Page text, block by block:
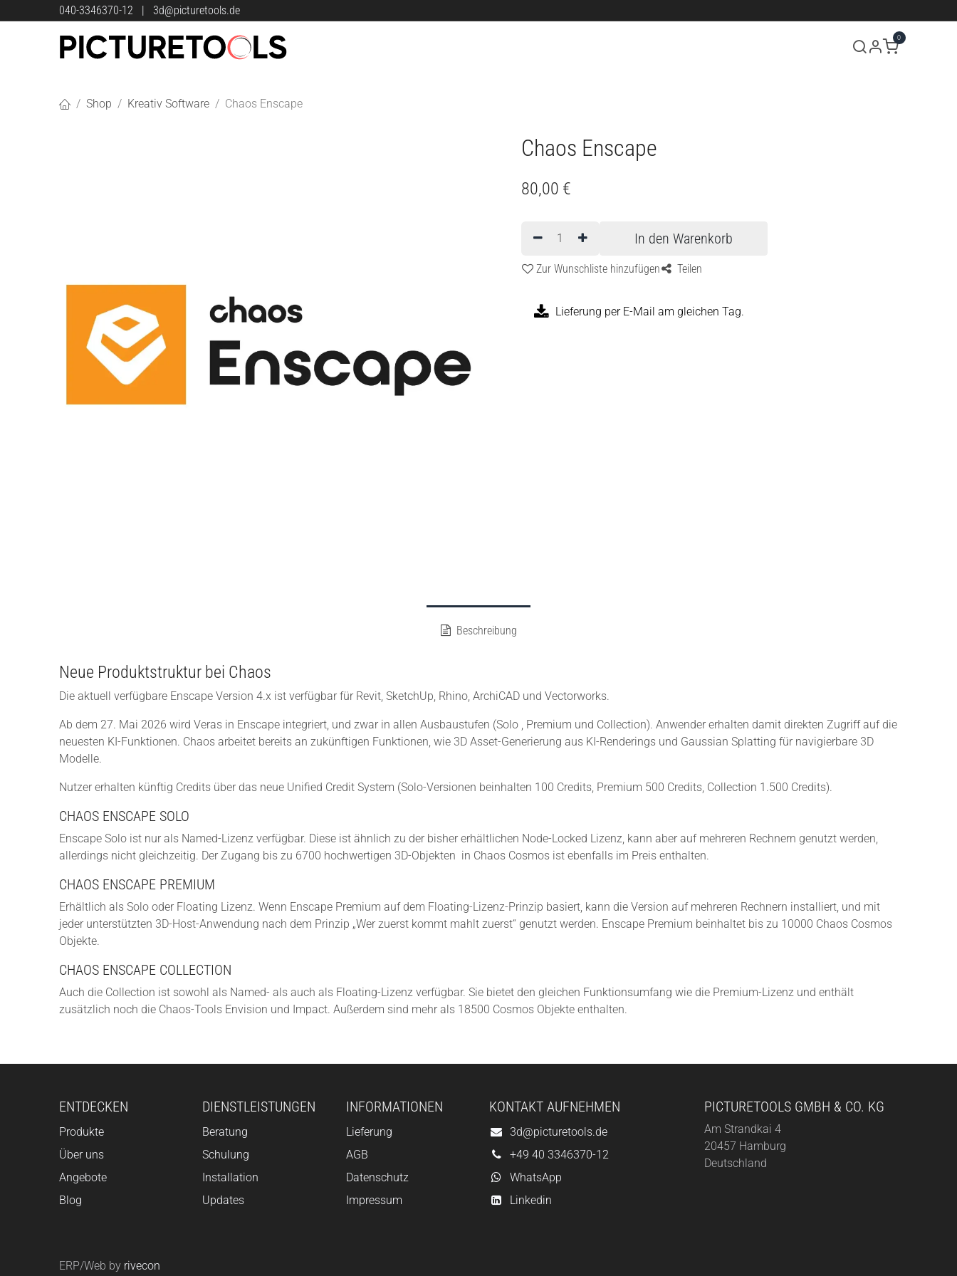
Zum Inhalt springen040-3346370-12 | 3d@picturetools.de
0
Shop Kreativ Software Chaos Enscape
Chaos Enscape
80,00 €
In den Warenkorb
Zur Wunschliste hinzufügen Teilen
Lieferung per E-Mail am gleichen Tag.
Beschreibung
Neue Produktstruktur bei Chaos
Die aktuell verfügbare Enscape Version 4.x ist verfügbar für Revit, SketchUp, Rhino, ArchiCAD und Vectorworks.
Ab dem 27. Mai 2026 wird Veras in Enscape integriert, und zwar in allen Ausbaustufen (Solo , Premium und Collection). Anwender erhalten damit direkten Zugriff auf die
neuesten KI-Funktionen. Chaos arbeitet bereits an zukünftigen Funktionen, wie 3D Asset-Generierung aus KI-Renderings und Gaussian Splatting für navigierbare 3D
Modelle.
Nutzer erhalten künftig Credits über das neue Unified Credit System (Solo-Versionen beinhalten 100 Credits, Premium 500 Credits, Collection 1.500 Credits).
CHAOS ENSCAPE SOLO
Enscape Solo ist nur als Named-Lizenz verfügbar. Diese ist ähnlich zu der bisher erhältlichen Node-Locked Lizenz, kann aber auf mehreren Rechnern genutzt werden,
allerdings nicht gleichzeitig. Der Zugang bis zu 6700 hochwertigen 3D-Objekten in Chaos Cosmos ist ebenfalls im Preis enthalten.
CHAOS ENSCAPE PREMIUM
Erhältlich als Solo oder Floating Lizenz. Wenn Enscape Premium auf dem Floating-Lizenz-Prinzip basiert, kann die Version auf mehreren Rechnern installiert, und mit
jeder unterstützten 3D-Host-Anwendung nach dem Prinzip „Wer zuerst kommt mahlt zuerst“ genutzt werden. Enscape Premium beinhaltet bis zu 10000 Chaos Cosmos
Objekte.
CHAOS ENSCAPE COLLECTION
Auch die Collection ist sowohl als Named- als auch als Floating-Lizenz verfügbar. Sie bietet den gleichen Funktionsumfang wie die Premium-Lizenz und enthält
zusätzlich noch die Chaos-Tools Envision und Impact. Außerdem sind mehr als 18500 Cosmos Objekte enthalten.
ENTDECKEN
Produkte
Über uns
Angebote
Blog
DIENSTLEISTUNGEN
Beratung
Schulung
Installation
Updates
INFORMATIONEN
Lieferung
AGB
Datenschutz
Impressum
KONTAKT AUFNEHMEN
3d@picturetools.de
+49 40 3346370-12
WhatsApp
Linkedin
PICTURETOOLS GMBH & CO. KG
Am Strandkai 4
20457 Hamburg
Deutschland
ERP/Web by rivecon